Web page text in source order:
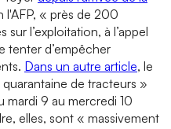
l'AFP, « près de 200
l’exploitation, à l’appel
tenter d’empêcher
Dans un autre article, le
de tracteurs »
mardi 9 au mercredi 10
elles, sont « massivement